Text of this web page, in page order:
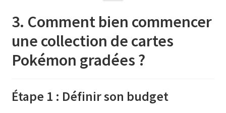
3. Comment bien commencer
une collection de cartes
Pokémon gradées ?
Étape 1 : Définir son budget